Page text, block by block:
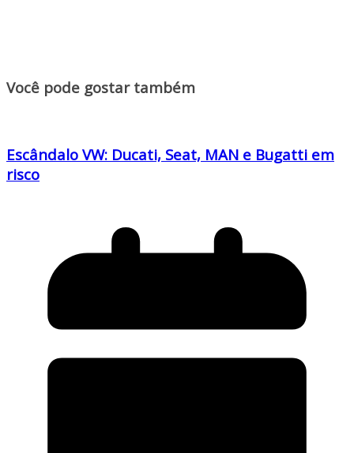
Você pode gostar também
Escândalo VW: Ducati, Seat, MAN e Bugatti em
risco